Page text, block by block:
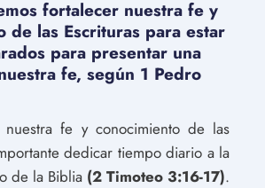
fortalecer nuestra fe y
de las Escrituras para estar
para presentar una
fe, según 1 Pedro
nuestra fe y conocimiento de las
dedicar tiempo diario a la
de la Biblia (2 Timoteo 3:16-17).